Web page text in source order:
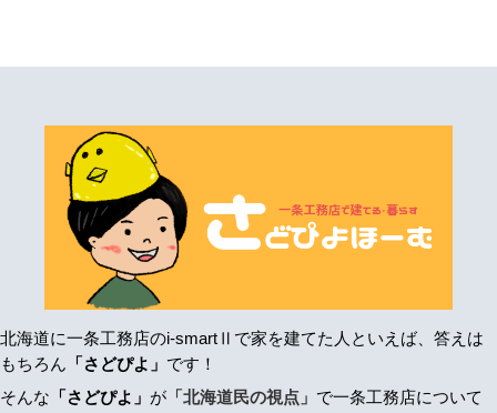
北海道に一条工務店のi-smartⅡで家を建てた人といえば、答えは
もちろん 「さどぴよ」 です！
そんな 「さどぴよ」 が 「北海道民の視点」 で一条工務店について